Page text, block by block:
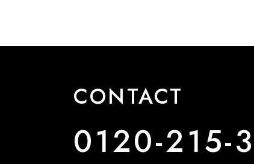
CONTACT
0120-215-